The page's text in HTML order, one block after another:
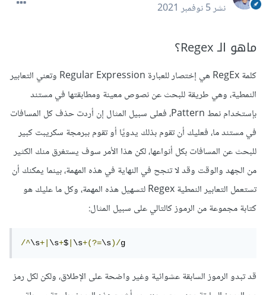
نشر5 نوفمبر 2021
ماهو الـ Regex؟
كلمة RegEx هي إختصار للعبارة Regular Expression وتعني التعابير
النمطية، وهي طريقة للبحث عن نصوص معينة ومطابقتها في مستند
بإستخدام نمط Pattern، فعلى سبيل المثال إن أردت حذف كل المسافات
في مستند ما، فعليك أن تقوم بذلك يدويًا أو تقوم ببرمجة سكريبت كبير
للبحث عن المسافات بكل أنواعها، لكن هذا الأمر سوف يستغرق منك الكثير
من الجهد والوقت وقد لا تنجح في النهاية في هذه المهمة، بينما يمكنك أن
تستعمل التعابير النمطية Regex لتسهيل هذه المهمة، وكل ما عليك هو
كتابة مجموعة من الرموز كالتالي على سبيل المثال:
/^\s+|\s+$|\s+(?=\s)/g
قد تبدو الرموز السابقة عشوائية وغير واضحة على الإطلاق، ولكن لكل رمز